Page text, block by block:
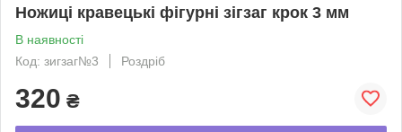
Ножиці кравецькі фігурні зігзаг крок 3 мм
В наявності
Код: зигзаг№3
Роздріб
320 ₴